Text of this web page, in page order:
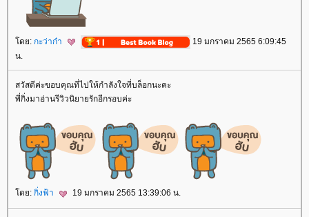
ดย: กะว่าก๋า
19 มกราคม 2565 6:09:45
น.
สวัสดีค่ะขอบคุณที่ไปให้กำลังใจที่บล็อกนะคะ
พี่กิ่งมาอ่านรีวิวนิยายรักอีกรอบค่ะ
ดย: กิ่งฟ้า 19 มกราคม 2565 13:39:06 น.